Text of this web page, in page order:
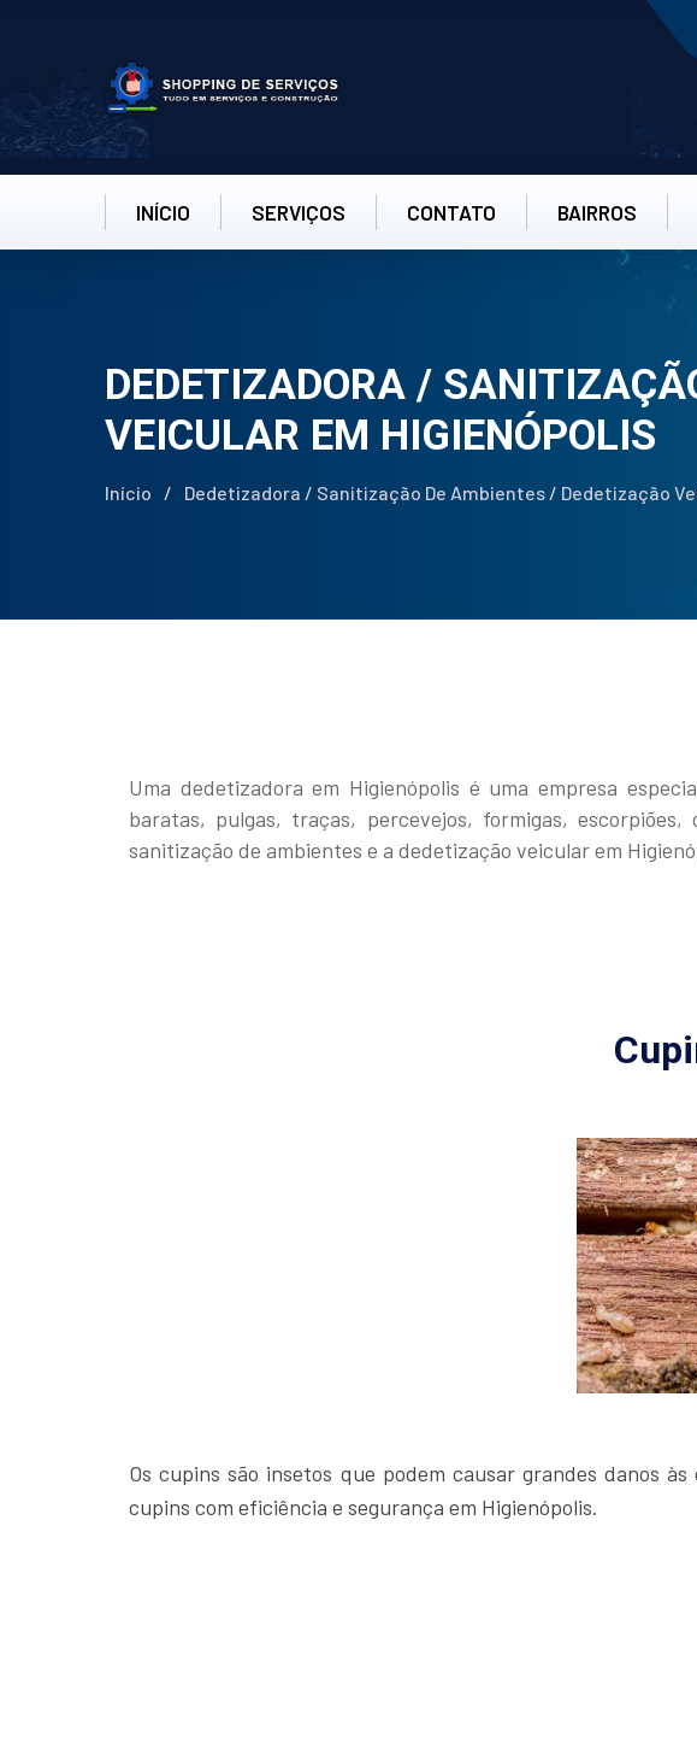
INÍCIO SERVIÇOS CONTATO BAIRROS
DEDETIZADORA /
VEICULAR EM HIGIENÓPOLIS
Início / Dedetizadora / Sanitização De Ambientes / Dedetização
Uma dedetizadora em Higienópolis é uma empresa
baratas, pulgas, traças, percevejos, formigas,
sanitização de ambientes e a dedetização veicular em
Os cupins são insetos que podem causar grandes danos
cupins com eficiência e segurança em Higienópolis.